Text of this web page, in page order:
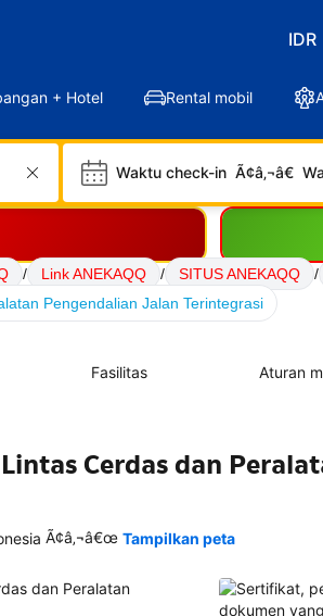
IDR
+ Hotel Rental mobil
Waktu check-in Ã¢â‚¬â€
/ Link ANEKAQQ / SITUS ANEKAQQ /
Pengendalian Jalan Terintegrasi
Fasilitas Aturan
Cerdas dan
Ã¢â‚¬â€œ Tampilkan peta